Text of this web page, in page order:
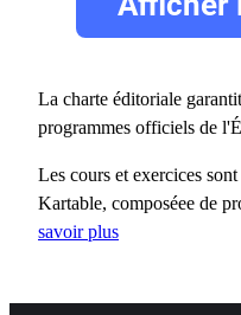
La charte éditoriale
programmes officiels de
Les cours et exercices
Kartable, composéee de
savoir plus